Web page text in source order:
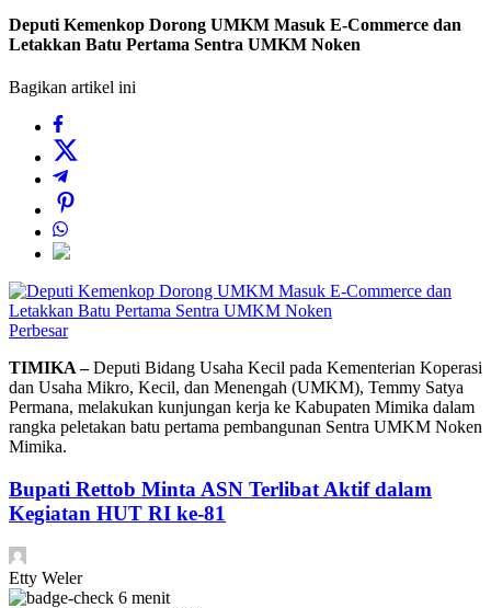
Deputi Kemenkop Dorong UMKM Masuk E-Commerce dan
Letakkan Batu Pertama Sentra UMKM Noken
Bagikan artikel ini
Perbesar
TIMIKA –Deputi Bidang Usaha Kecil pada Kementerian Koperasi
dan Usaha Mikro, Kecil, dan Menengah (UMKM), Temmy Satya
Permana, melakukan kunjungan kerja ke Kabupaten Mimika dalam
rangka peletakan batu pertama pembangunan Sentra UMKM Noken
Mimika.
Bupati Rettob Minta ASN Terlibat Aktif dalam
Kegiatan HUT RI ke-81
Etty Weler
6 menit